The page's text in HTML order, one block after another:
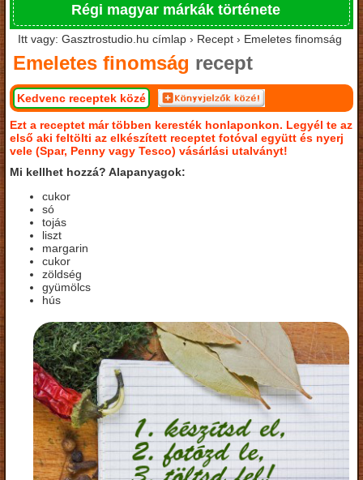
Régi magyar márkák története
Itt vagy: Gasztrostudio.hu címlap › Recept › Emeletes finomság
Emeletes finomság recept
Kedvenc receptek közé
Ezt a receptet már többen keresték honlaponkon. Legyél te az
első aki feltölti az elkészített receptet fotóval együtt és nyerj
vele (Spar, Penny vagy Tesco) vásárlási utalványt!
Mi kellhet hozzá? Alapanyagok:
cukor
só
tojás
liszt
margarin
cukor
zöldség
gyümölcs
hús